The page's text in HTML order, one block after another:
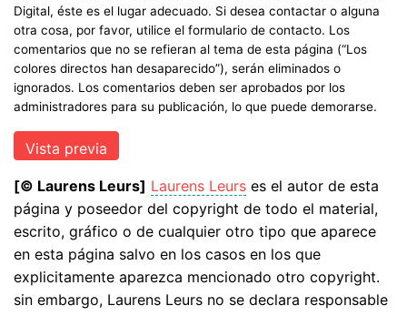
Digital, éste es el lugar adecuado. Si desea contactar o alguna
otra cosa, por favor, utilice el formulario de contacto. Los
comentarios que no se refieran al tema de esta página (“Los
colores directos han desaparecido”), serán eliminados o
ignorados. Los comentarios deben ser aprobados por los
administradores para su publicación, lo que puede demorarse.
[© Laurens Leurs] Laurens Leurs es el autor de esta
página y poseedor del copyright de todo el material,
escrito, gráfico o de cualquier otro tipo que aparece
en esta página salvo en los casos en los que
explicitamente aparezca mencionado otro copyright.
sin embargo, Laurens Leurs no se declara responsable